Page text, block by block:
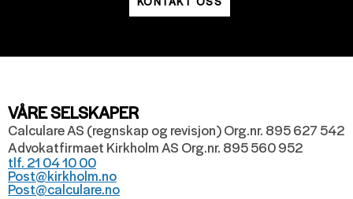
VÅRE SELSKAPER
Calculare AS (regnskap og revisjon) Org.nr. 895 627 542
Advokatfirmaet Kirkholm AS Org.nr. 895 560 952
tlf. 21 04 10 00
Post@kirkholm.no
Post@calculare.no